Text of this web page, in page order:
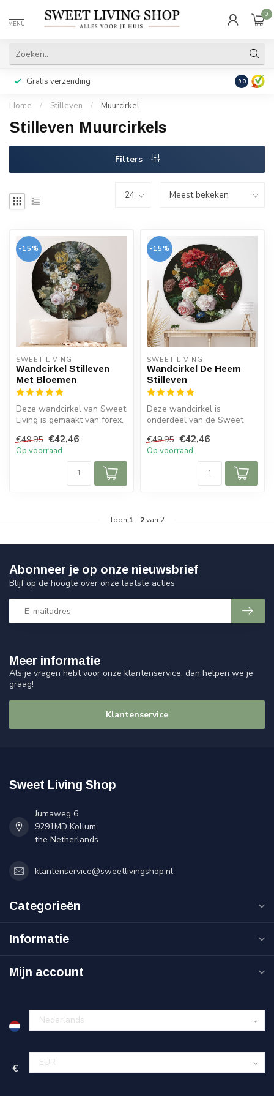
MENU
0
Gratis verzending Achteraf
9.0
Home / Stilleven / Muurcirkel
Stilleven Muurcirkels
Filters
-15%
SWEET LIVING
Wandcirkel Stilleven
Met Bloemen
Deze wandcirkel van Sweet
Living is gemaakt van forex.
€49,95 €42,46
Op voorraad
-15%
SWEET LIVING
Wandcirkel De Heem
Stilleven
Deze wandcirkel is
onderdeel van de Sweet
gemaakt van ...
€49,95 €42,46
Op voorraad
Toon 1 - 2van 2
Meer informatie
Als je vragen hebt voor onze klantenservice, dan helpen we je
graag!
Klantenservice
Abonneer je op onze nieuwsbrief
Blijf op de hoogte over onze laatste acties
Sweet Living Shop
Jumaweg 6
9291MD Kollum
the Netherlands
klantenservice@sweetlivingshop.nl
Categorieën
Informatie
Mijn account
€